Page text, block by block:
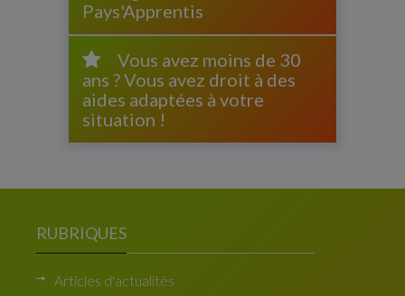
Pays'Apprentis
Vous avez moins de 30
ans ? Vous avez droit à des
aides adaptées à votre
situation !
RUBRIQUES
Articles d'actualités